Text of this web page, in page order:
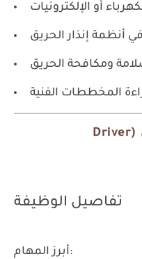
وظيفة: مشرف سائقين (Driver
تفاصيل الوظيفة
أبرز المهام: